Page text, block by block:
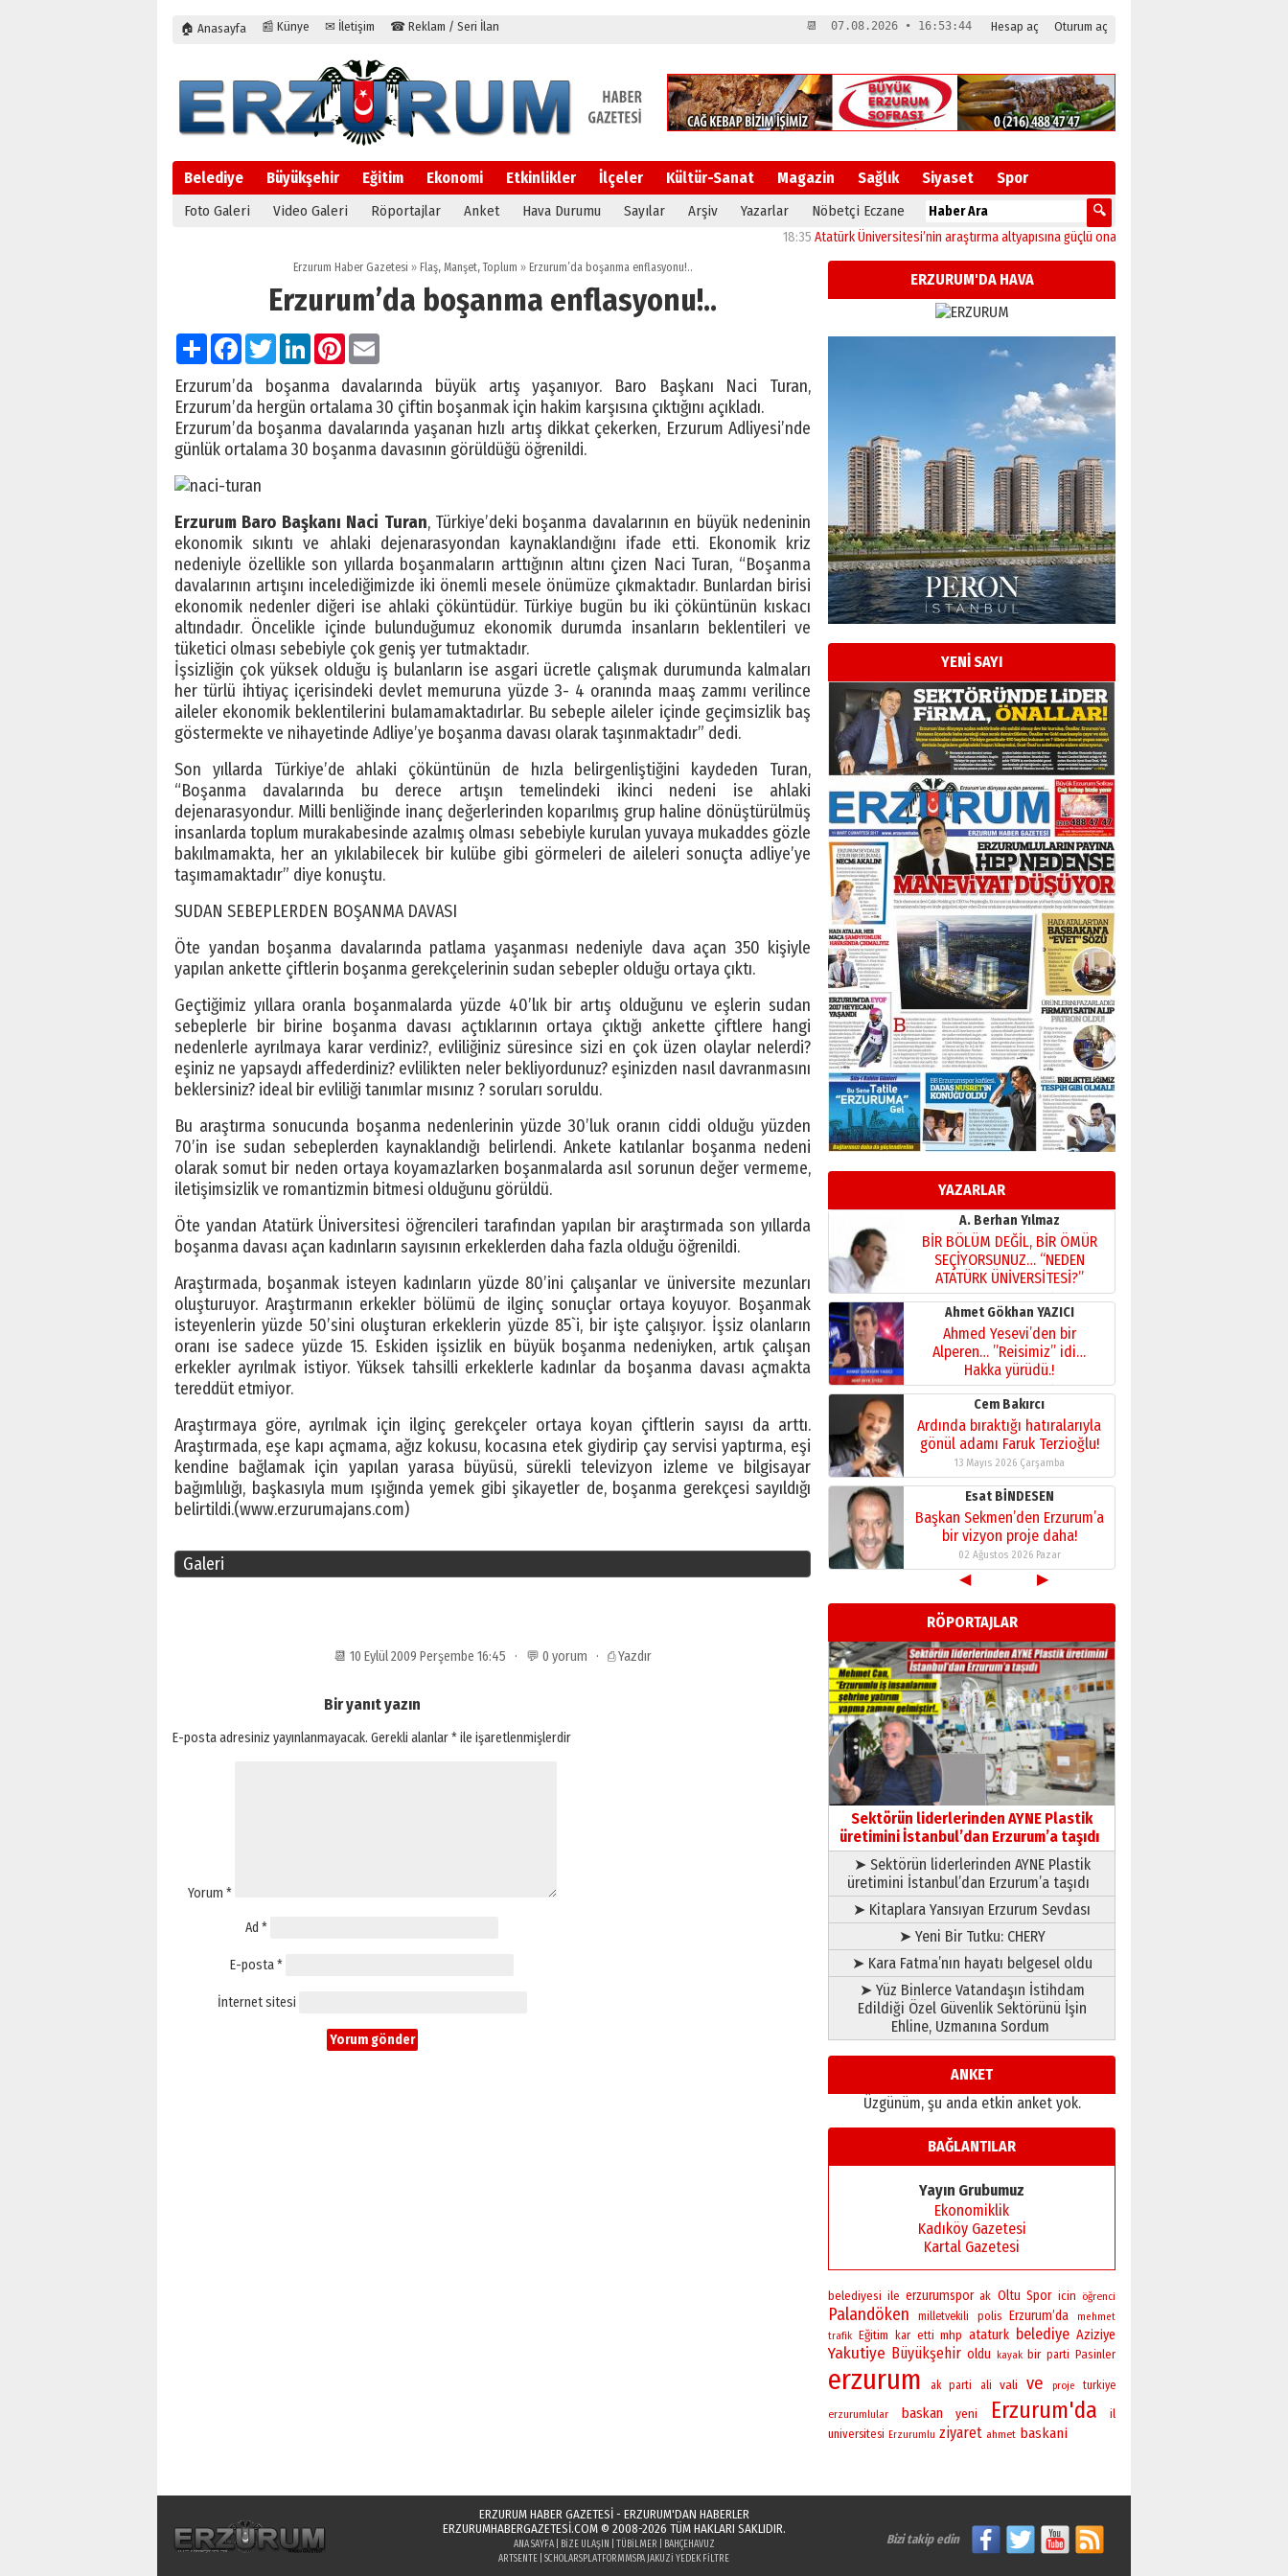
🏠 Anasayfa 📰 Künye ✉ İletişim ☎ Reklam / Seri İlan Hesap aç Oturum aç
📆 07.08.2026 • 16:53:44
Belediye Büyükşehir Eğitim Ekonomi Etkinlikler İlçeler Kültür-Sanat Magazin Sağlık Siyaset Spor
Foto Galeri Video Galeri Röportajlar Anket Hava Durumu Sayılar Arşiv Yazarlar Nöbetçi Eczane
Atatürk Üniversitesi’nin araştırma altyapısına güçlü onay 12:04
Erzurum Haber Gazetesi » Flaş, Manşet,Toplum »Erzurum’da boşanma enflasyonu!..
Erzurum’da boşanma enflasyonu!..
PaylaşFacebook
TwitterLinkedInPinterest
Erzurum’da boşanma davalarında büyük artış yaşanıyor. Baro Başkanı Naci Turan,
Erzurum’da hergün ortalama 30 çiftin boşanmak için hakim karşısına çıktığını açıkladı.
Erzurum’da boşanma davalarında yaşanan hızlı artış dikkat çekerken, Erzurum Adliyesi’nde
günlük ortalama 30 boşanma davasının görüldüğü öğrenildi.
Erzurum Baro Başkanı Naci Turan, Türkiye’deki boşanma davalarının en büyük nedeninin
ekonomik sıkıntı ve ahlaki dejenarasyondan kaynaklandığını ifade etti. Ekonomik kriz
nedeniyle özellikle son yıllarda boşanmaların arttığının altını çizen Naci Turan, “Boşanma
davalarının artışını incelediğimizde iki önemli mesele önümüze çıkmaktadır. Bunlardan birisi
ekonomik nedenler diğeri ise ahlaki çöküntüdür. Türkiye bugün bu iki çöküntünün kıskacı
altındadır. Öncelikle içinde bulunduğumuz ekonomik durumda insanların beklentileri ve
tüketici olması sebebiyle çok geniş yer tutmaktadır.
İşsizliğin çok yüksek olduğu iş bulanların ise asgari ücretle çalışmak durumunda kalmaları
her türlü ihtiyaç içerisindeki devlet memuruna yüzde 3- 4 oranında maaş zammı verilince
aileler ekonomik beklentilerini bulamamaktadırlar. Bu sebeple aileler içinde geçimsizlik baş
göstermekte ve nihayetinde Adliye’ye boşanma davası olarak taşınmaktadır” dedi.
Son yıllarda Türkiye’de ahlaki çöküntünün de hızla belirgenliştiğini kaydeden Turan,
“Boşanma davalarında bu derece artışın temelindeki ikinci nedeni ise ahlaki
dejenarasyondur. Milli benliğinde inanç değerlerinden koparılmış grup haline dönüştürülmüş
insanlarda toplum murakabesinde azalmış olması sebebiyle kurulan yuvaya mukaddes gözle
bakılmamakta, her an yıkılabilecek bir kulübe gibi görmeleri de aileleri sonuçta adliye’ye
taşımamaktadır” diye konuştu.
SUDAN SEBEPLERDEN BOŞANMA DAVASI
Öte yandan boşanma davalarında patlama yaşanması nedeniyle dava açan 350 kişiyle
yapılan ankette çiftlerin boşanma gerekçelerinin sudan sebepler olduğu ortaya çıktı.
Geçtiğimiz yıllara oranla boşanmalarda yüzde 40’lık bir artış olduğunu ve eşlerin sudan
sebeplerle bir birine boşanma davası açtıklarının ortaya çıktığı ankette çiftlere hangi
nedenlerle ayrılmaya karar verdiniz?, evliliğiniz süresince sizi en çok üzen olaylar nelerdi?
eşiniz ne yapsaydı affederdiniz? evlilikten neler bekliyordunuz? eşinizden nasıl davranmasını
beklersiniz? ideal bir evliliği tanımlar mısınız ? soruları soruldu.
Bu araştırma sonucunda boşanma nedenlerinin yüzde 30’luk oranın ciddi olduğu yüzden
70’in ise sudan sebeplerden kaynaklandığı belirlendi. Ankete katılanlar boşanma nedeni
olarak somut bir neden ortaya koyamazlarken boşanmalarda asıl sorunun değer vermeme,
iletişimsizlik ve romantizmin bitmesi olduğunu görüldü.
Öte yandan Atatürk Üniversitesi öğrencileri tarafından yapılan bir araştırmada son yıllarda
boşanma davası açan kadınların sayısının erkeklerden daha fazla olduğu öğrenildi.
Araştırmada, boşanmak isteyen kadınların yüzde 80’ini çalışanlar ve üniversite mezunları
oluşturuyor. Araştırmanın erkekler bölümü de ilginç sonuçlar ortaya koyuyor. Boşanmak
isteyenlerin yüzde 50’sini oluşturan erkeklerin yüzde 85`i, bir işte çalışıyor. İşsiz olanların
oranı ise sadece yüzde 15. Eskiden işsizlik en büyük boşanma nedeniyken, artık çalışan
erkekler ayrılmak istiyor. Yüksek tahsilli erkeklerle kadınlar da boşanma davası açmakta
tereddüt etmiyor.
Araştırmaya göre, ayrılmak için ilginç gerekçeler ortaya koyan çiftlerin sayısı da arttı.
Araştırmada, eşe kapı açmama, ağız kokusu, kocasına etek giydirip çay servisi yaptırma, eşi
kendine bağlamak için yapılan yarasa büyüsü, sürekli televizyon izleme ve bilgisayar
bağımlılığı, başkasıyla mum ışığında yemek gibi şikayetler de, boşanma gerekçesi sayıldığı
belirtildi.(www.erzurumajans.com)
Galeri
📆 10 Eylül 2009 Perşembe 16:45 · 💬 0 yorum · ⎙ Yazdır
Bir yanıt yazın
E-posta adresiniz yayınlanmayacak. Gerekli alanlar*ile işaretlenmişlerdir
Yorum *
Ad *
E-posta*
İnternet sitesi
ERZURUM'DA HAVA
YENİ SAYI
YAZARLAR
Esat BİNDESEN
Başkan Sekmen’den Erzurum’a
bir vizyon proje daha!
02 Ağustos 2026 Pazar
Kadir SABUNCUOĞLU
Erzurumspor’un köşe taşları
29 Haziran 2026 Pazartesi
Kenan GÜLERCİ
Murat Şahsuvaroğlu ERKON’da
çıtayı yukarı taşırken,
yönetimdekiler aşağı
çekmemeli!
17 Şubat 2026 SalıOrhan BOZKURT
Bir fotoğraf, bir şehir, bir
gazeteci… Dizginler kimin
elinde?
A. Berhan Yılmaz
BİR BÖLÜM DEĞİL, BİR ÖMÜR
SEÇİYORSUNUZ… “NEDEN
ATATÜRK ÜNİVERSİTESİ?”
28 Temmuz 2026 Salı
Ahmet Gökhan YAZICI
Ahmed Yesevi’den bir
Alperen… ”Reisimiz” idi…
Hakka yürüdü.!
26 Mart 2026 Perşembe
Cem Bakırcı
Ardında bıraktığı hatıralarıyla
gönül adamı Faruk Terzioğlu!
13 Mayıs 2026 Çarşamba
Esat BİNDESEN
Başkan Sekmen’den Erzurum’a
bir vizyon proje daha!
02 Ağustos 2026 Pazar
Kadir SABUNCUOĞLU
Erzurumspor’un köşe taşları
29 Haziran 2026 Pazartesi
Kenan GÜLERCİ
Murat Şahsuvaroğlu ERKON’da
çıtayı yukarı taşırken,
yönetimdekiler aşağı
çekmemeli!
17 Şubat 2026 SalıOrhan BOZKURT
Bir fotoğraf, bir şehir, bir
gazeteci… Dizginler kimin
elinde?
31 Mart 2026 Salı
A. Berhan Yılmaz
BİR BÖLÜM DEĞİL, BİR ÖMÜR
SEÇİYORSUNUZ… “NEDEN
ATATÜRK ÜNİVERSİTESİ?”
28 Temmuz 2026 Salı
Ahmet Gökhan YAZICI
Ahmed Yesevi’den bir
Alperen… ”Reisimiz” idi…
Hakka yürüdü.!
26 Mart 2026 Perşembe
Ardında bıraktığı hatıralarıyla
13 Mayıs 2026 Çarşamba
Esat BİNDESEN
Başkan Sekmen’den Erzurum’a
bir vizyon proje daha!
02 Ağustos 2026 Pazar
◀ ▶
RÖPORTAJLAR
Sektörün liderlerinden AYNE Plastik
üretimini İstanbul’dan Erzurum’a taşıdı
➤ Sektörün liderlerinden AYNE Plastik
üretimini İstanbul’dan Erzurum’a taşıdı
➤ Kitaplara Yansıyan Erzurum Sevdası
➤ Yeni Bir Tutku: CHERY
➤ Kara Fatma’nın hayatı belgesel oldu
➤ Yüz Binlerce Vatandaşın İstihdam
Edildiği Özel Güvenlik Sektörünü İşin
Ehline, Uzmanına Sordum
ANKET
Üzgünüm, şu anda etkin anket yok.
BAĞLANTILAR
Yayın Grubumuz
Ekonomiklik
Kadıköy Gazetesi
Kartal Gazetesi
belediyesi ile erzurumspor ak Oltu Spor icin öğrenci
Palandöken milletvekili polis Erzurum’da
mehmet
trafik Eğitim kar etti mhp ataturk belediye Aziziye
Yakutiye Büyükşehir oldu kayak bir parti Pasinler
erzurum ak parti ali vali ve proje turkiye
erzurumlular baskan yeni Erzurum'da il
universitesi Erzurumlu ziyaret ahmet baskani
ERZURUM HABER GAZETESİ - ERZURUM'DAN HABERLER
ERZURUMHABERGAZETESI.COM© 2008-2026 TÜM HAKLARI SAKLIDIR.
ANA SAYFA| BIZE ULAŞIN TÜBILMER
BAHÇEHAVUZ
ARTSENTE SCHOLARSPLATFORMMSPA JAKUZI YEDEK FILTRE
Bizi takip edin